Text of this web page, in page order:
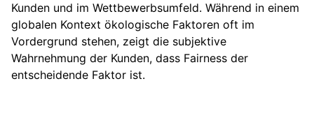
Kunden und im Wettbewerbsumfeld. Während in einem
globalen Kontext ökologische Faktoren oft im
Vordergrund stehen, zeigt die subjektive
Wahrnehmung der Kunden, dass Fairness der
entscheidende Faktor ist.